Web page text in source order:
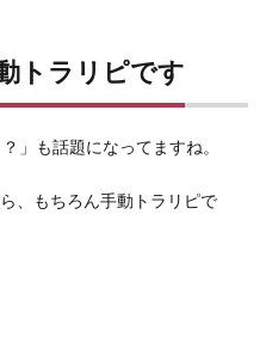
トラリピです
」も話題になってますね。
、もちろん手動トラリピで